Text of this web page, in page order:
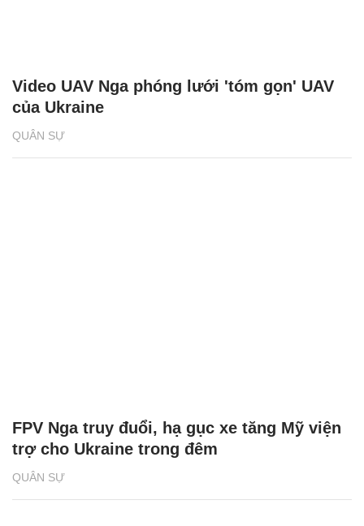
QUÂN SỰ
Video UAV Nga phóng lưới 'tóm gọn' UAV
của Ukraine
QUÂN SỰ
FPV Nga truy đuổi, hạ gục xe tăng Mỹ viện
trợ cho Ukraine trong đêm